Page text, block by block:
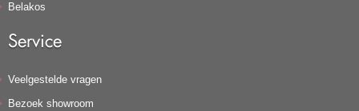
Belakos
Service
Veelgestelde vragen
Bezoek showroom